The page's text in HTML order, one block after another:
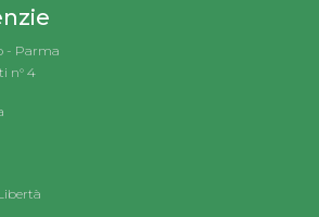
- Parma
n° 4